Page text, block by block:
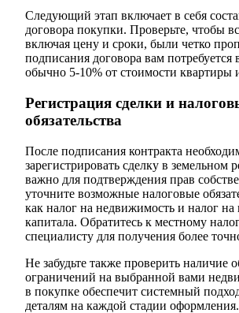
Следующий этап включает в себя
договора покупки. Проверьте, чтобы
включая цену и сроки, были четко
подписания договора вам потребуется
обычно 5-10% от стоимости квартиры
Регистрация сделки и
обязательства
После подписания контракта
зарегистрировать сделку в земельном
важно для подтверждения прав
уточните возможные налоговые
как налог на недвижимость и налог на
капитала. Обратитесь к местному
специалисту для получения более
Не забудьте также проверить наличие
ограничений на выбранной вами
в покупке обеспечит системный
деталям на каждой стадии оформления.